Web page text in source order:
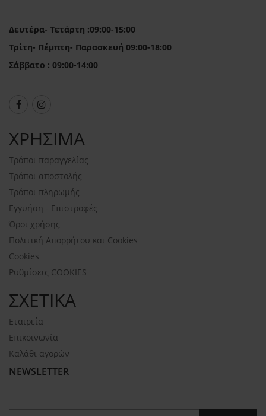
Δευτέρα- Τετάρτη :09:00-15:00
Τρίτη- Πέμπτη- Παρασκευή 09:00-18:00
Σάββατο : 09:00-14:00
ΧΡΗΣΙΜΑ
Τρόποι παραγγελίας
Τρόποι αποστολής
Τρόποι πληρωμής
Εγγυήση - Επιστροφές
Όροι χρήσης
Πολιτική Απορρήτου και Cookies
Cookies
Ρυθμίσεις COOKIES
ΣΧΕΤΙΚΑ
Εταιρεία
Επικοινωνία
Καλάθι αγορών
NEWSLETTER